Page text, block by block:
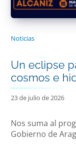
Noticias
Un eclipse
cosmos e
23 de julio de 2026
Nos suma al
Gobierno de